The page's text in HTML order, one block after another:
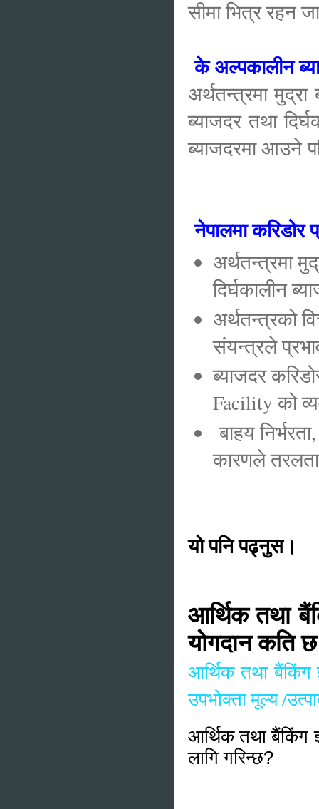
सीमा भित्र रहन
के अल्पकालीन
अर्थतन्त्रमा
ब्याजदर तथा
ब्याजदरमा आउने
नेपालमा
अर्थतन्त्रमा
दिर्घकालीन
अर्थतन्त्रको
संयन्त्रले
ब्याजदर
Facility को
बाहय
कारणले
यो पनि पढ्नुस।
आर्थिक तथा
योगदान कति
आर्थिक तथा बैंकिंग
उपभोक्ता मूल्य /
आर्थिक तथा बैंकिंग
लागि गरिन्छ?